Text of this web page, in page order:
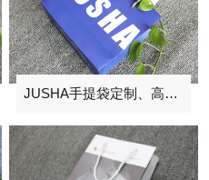
JUSHA手提袋定制、高端丝带手提袋